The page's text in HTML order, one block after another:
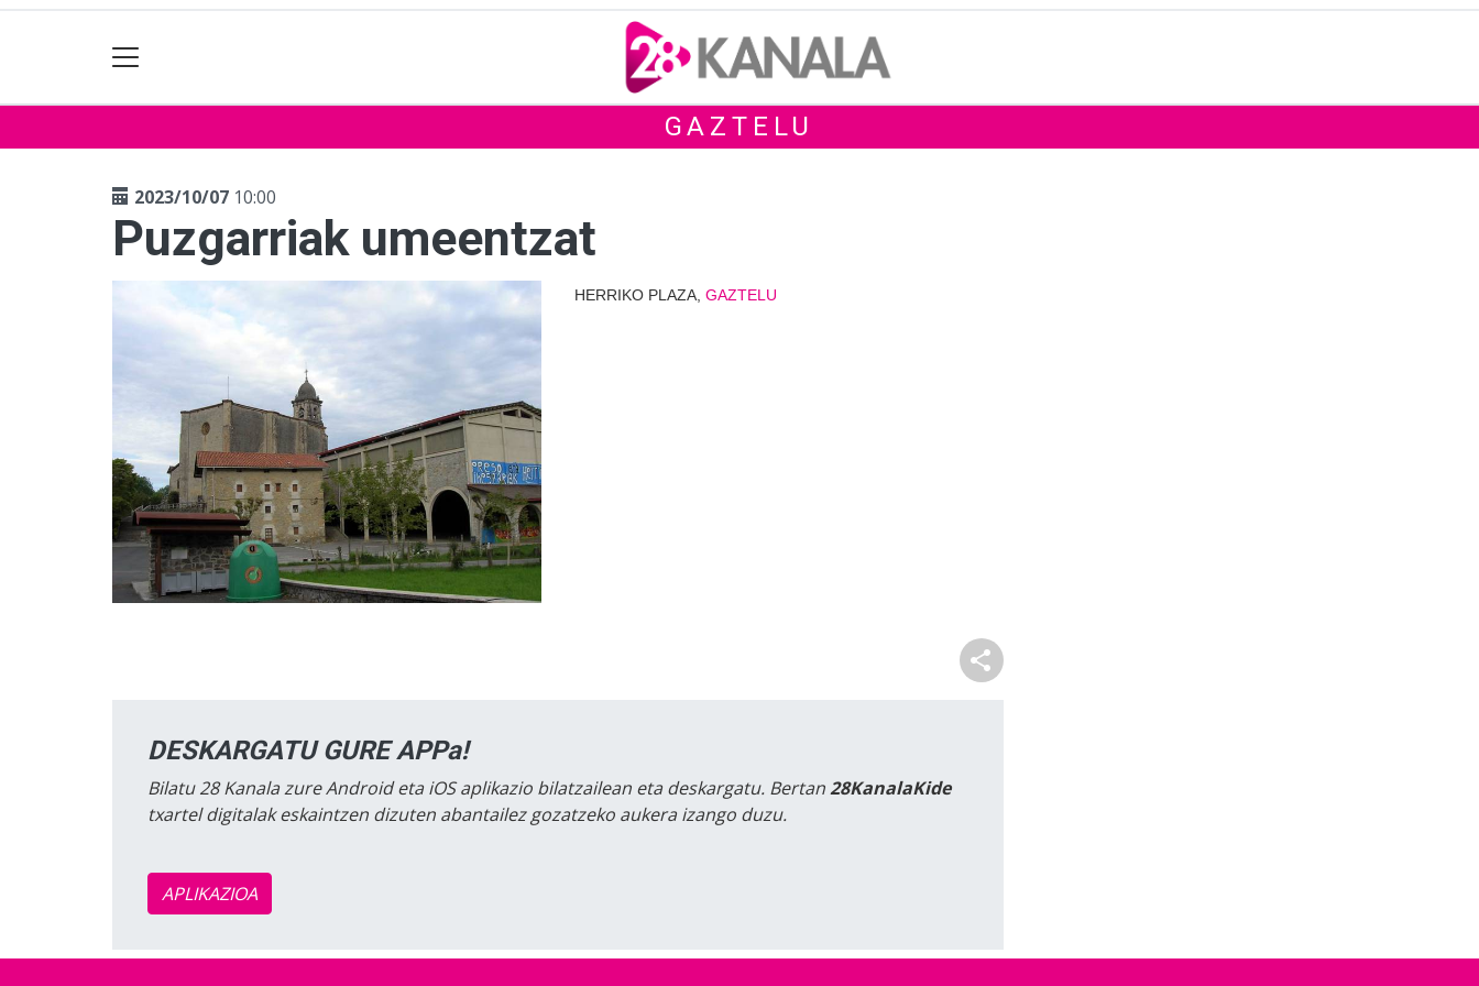
GAZTELU
2023/10/07 10:00
Puzgarriak umeentzat
HERRIKO PLAZA, GAZTELU
DESKARGATU GURE APPa!
Bilatu 28 Kanala zure Android eta iOS aplikazio bilatzailean eta deskargatu. Bertan28KanalaKide
txartel digitalak eskaintzen dizuten abantailez gozatzeko aukera izango duzu.
APLIKAZIOA